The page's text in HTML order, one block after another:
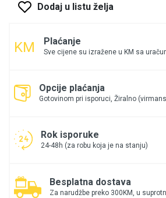
Dodaj u listu želja
Plaćanje
Sve cijene su izražene u KM sa
Opcije plaćanja
Gotovinom pri isporuci, Žiralno
Rok isporuke
24-48h (za robu koja je na stanju)
Besplatna dostava
Za narudžbe preko 300KM, u